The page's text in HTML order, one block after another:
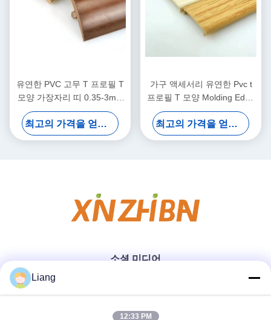
유연한 PVC 고무 T 프로필 T
모양 가장자리 띠 0.35-3mm
두께와 9-350mm 너비로 가
구 응용
최고의 가격을 얻으십시오
가구 액세서리 유연한 Pvc t
프로필 T 모양 Molding Edge
Trim Pvc Edge Banding
최고의 가격을 얻으십시오
소셜 미디어
빠른 연락
Liang
12:33 PM